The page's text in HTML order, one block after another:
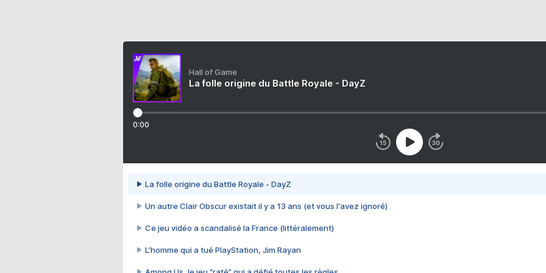
Hall of Game
La folle origine du Battle Royale - DayZ
0:00
La folle origine du Battle Royale - DayZ
Un autre Clair Obscur existait il y a 13 ans (et vous l'avez ignoré)
Ce jeu vidéo a scandalisé la France (littéralement)
L’homme qui a tué PlayStation, Jim Rayan